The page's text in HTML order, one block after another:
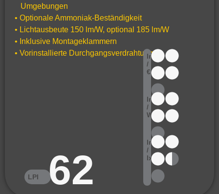
Umgebungen
• Optionale Ammoniak-Beständigkeit
• Lichtausbeute 150 lm/W, optional 185 lm/W
• Inklusive Montageklammern
• Vorinstallierte Durchgangsverdrahtung
LPI 62
lm
/
€
lm
/
W
lm
/
lx